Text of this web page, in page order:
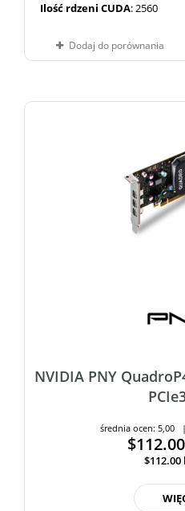
Ilość rdzeni CUDA: 2560
Dodaj do porównania
NVIDIA PNY
średnia ocen: 5,00
$112.00
$112.00